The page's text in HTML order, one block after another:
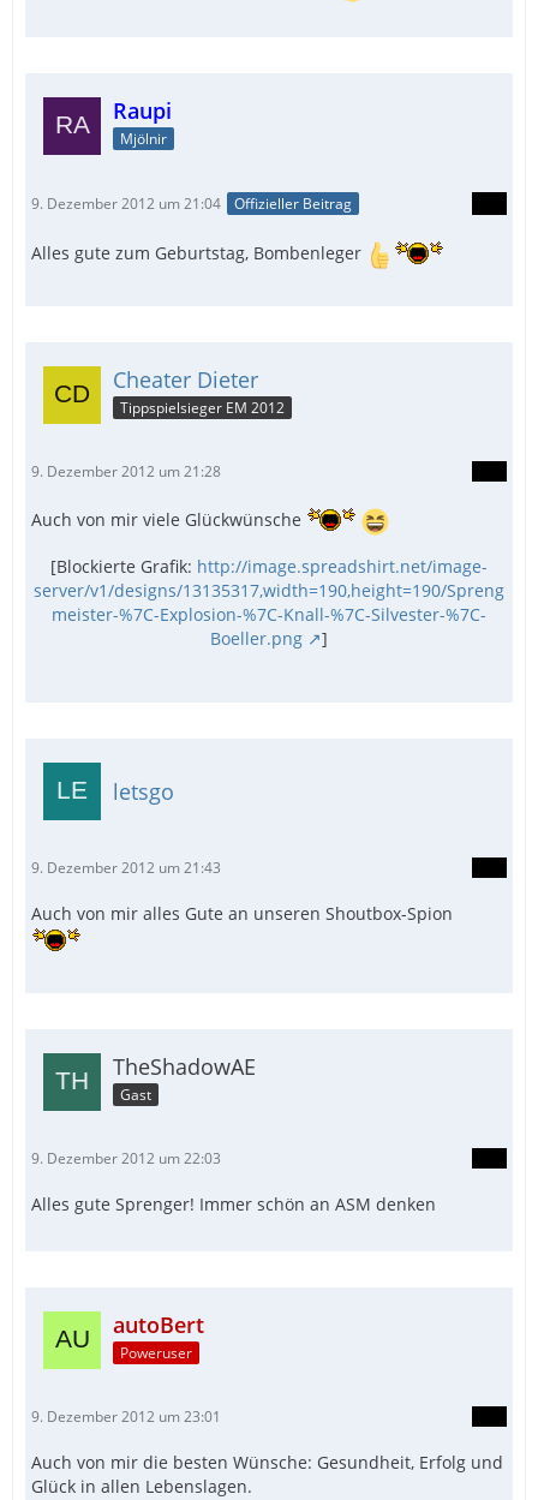
Raupi
Mjölnir
9. Dezember 2012 um 21:04 Offizieller Beitrag
Alles gute zum Geburtstag, Bombenleger
Cheater Dieter
Tippspielsieger EM 2012
9. Dezember 2012 um 21:28
Auch von mir viele Glückwünsche
[Blockierte Grafik: http://image.spreadshirt.net/image-
server/v1/designs/13135317,width=190,height=190/Spreng
meister-%7C-Explosion-%7C-Knall-%7C-Silvester-%7C-
Boeller.png
]
letsgo
9. Dezember 2012 um 21:43
Auch von mir alles Gute an unseren Shoutbox-Spion
TheShadowAE
Gast
9. Dezember 2012 um 22:03
Alles gute Sprenger! Immer schön an ASM denken
autoBert
Poweruser
9. Dezember 2012 um 23:01
Auch von mir die besten Wünsche: Gesundheit, Erfolg und
Glück in allen Lebenslagen.